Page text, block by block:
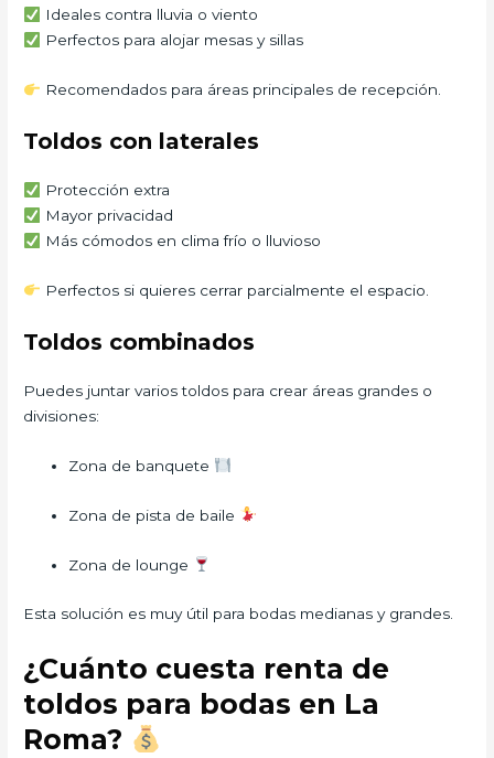
Ideales contra lluvia o viento
Perfectos para alojar mesas y sillas
Recomendados para áreas principales de recepción.
Toldos con laterales
Protección extra
Mayor privacidad
Más cómodos en clima frío o lluvioso
Perfectos si quieres cerrar parcialmente el espacio.
Toldos combinados
Puedes juntar varios toldos para crear áreas grandes o
divisiones:
Zona de banquete
Zona de pista de baile
Zona de lounge
Esta solución es muy útil para bodas medianas y grandes.
¿Cuánto cuesta renta de
toldos para bodas en La
Roma?